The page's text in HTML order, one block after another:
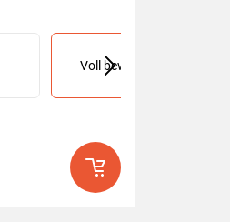
Voll beweglich (bis zu